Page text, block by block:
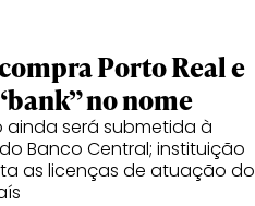
Porto Real e
no nome
será submetida à
Banco Central; instituição
as licenças de atuação do